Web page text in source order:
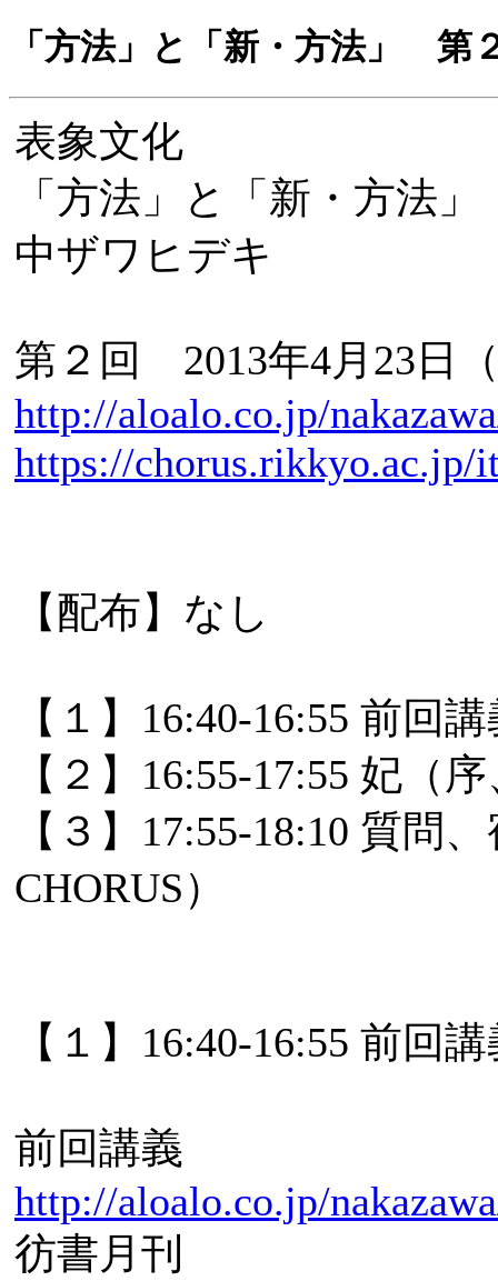
「方法」と「新・方法」 第
表象文化
「方法」と「新・方法」
中ザワヒデキ
第２回 2013年4月23日
http://aloalo.co.jp/
https://chorus.rikkyo.ac.jp/
【配布】なし
【１】16:40-16:55 前回
【２】16:55-17:55 妃（
【３】17:55-18:10 質問
CHORUS）
【１】16:40-16:55 前回
前回講義
http://aloalo.co.jp/
彷書月刊